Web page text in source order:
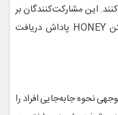
این مشارکت‌کنندگان بر
اساس مناطق پوشش داده شده با توکن HONEY پاداش دریافت
نحوه جابه‌جایی افراد را